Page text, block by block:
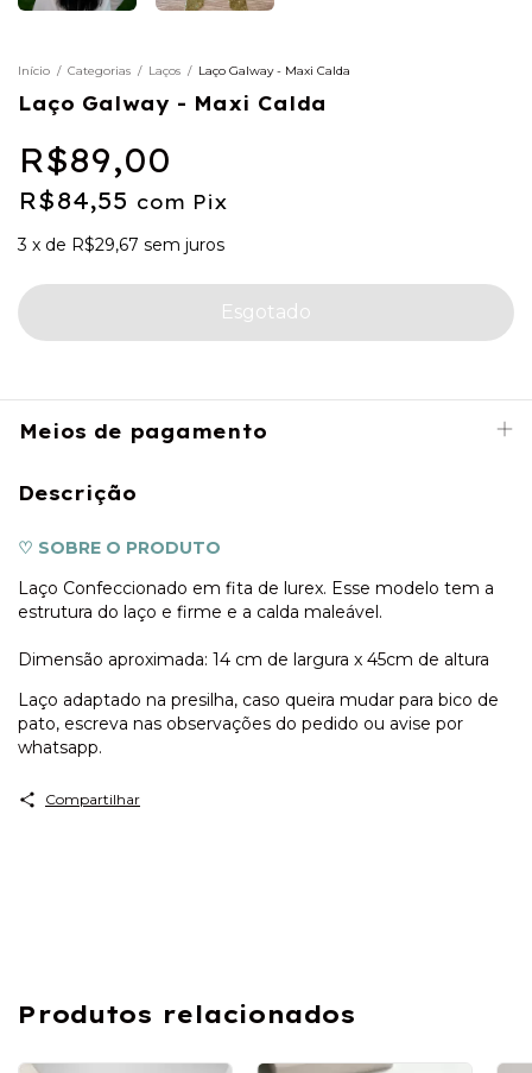
Início / Categorias / Laços / Laço Galway - Maxi Calda
Laço Galway - Maxi Calda
R$89,00
R$84,55 com Pix
3 x de R$29,67 sem juros
Meios de pagamento
Descrição
♡ SOBRE O PRODUTO
Laço Confeccionado em fita de lurex. Esse modelo tem a
estrutura do laço e firme e a calda maleável.
Dimensão aproximada: 14 cm de largura x 45cm de altura
Laço adaptado na presilha, caso queira mudar para bico de
pato, escreva nas observações do pedido ou avise por
whatsapp.
Compartilhar
Produtos relacionados